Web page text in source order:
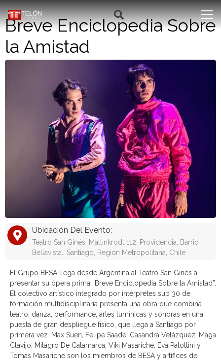
Breve Enciclopedia Sobre
la Amistad
Ubicación Del Evento:
Teatro San Ginés, Mallinkrodt 112, Providencia, Barrio
Bellavista., Santiago, Región Metropolitana, Chile
El Grupo BESA llega desde Argentina al Teatro San Ginés a
presentar su ópera prima “Breve Enciclopedia Sobre la Amistad”.
El colectivo artístico integrado por intérpretes sub 30 de
formación multidisciplinaria presenta una obra que combina
teatro, danza, performance, artes lumínicas y sonoras en una
puesta de gran despliegue físico, que llega a Santiago por
primera vez. Max Suen, Felipe Saade, Casandra Velázquez, Maga
Clavijo, Milagro De Catamarca, Viki Masariche, Eva Palottini y
Tomás Masariche son los miembros de BESA y artífices de